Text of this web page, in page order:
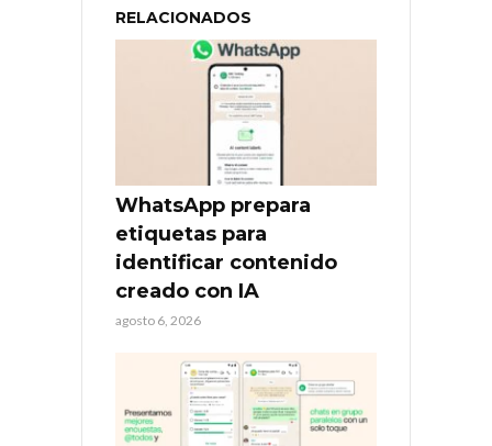
RELACIONADOS
WhatsApp prepara
etiquetas para
identificar contenido
creado con IA
agosto 6, 2026